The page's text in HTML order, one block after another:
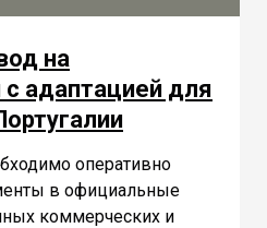
на
с адаптацией для
оперативно
в официальные
коммерческих и